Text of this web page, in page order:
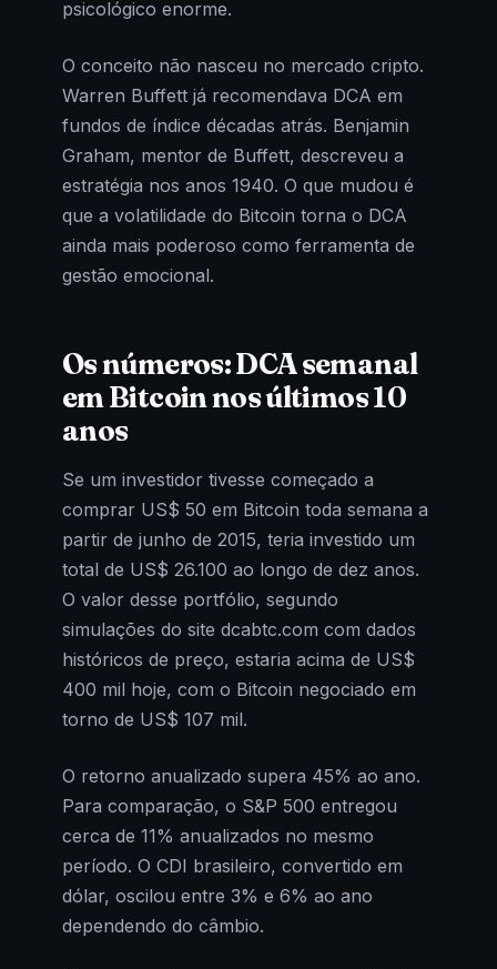
psicológico enorme.
O conceito não nasceu no mercado cripto.
Warren Buffett já recomendava DCA em
fundos de índice décadas atrás. Benjamin
Graham, mentor de Buffett, descreveu a
estratégia nos anos 1940. O que mudou é
que a volatilidade do Bitcoin torna o DCA
ainda mais poderoso como ferramenta de
gestão emocional.
Os números: DCA semanal
em Bitcoin nos últimos 10
anos
Se um investidor tivesse começado a
comprar US$ 50 em Bitcoin toda semana a
partir de junho de 2015, teria investido um
total de US$ 26.100 ao longo de dez anos.
O valor desse portfólio, segundo
simulações do site dcabtc.com com dados
históricos de preço, estaria acima de US$
400 mil hoje, com o Bitcoin negociado em
torno de US$ 107 mil.
O retorno anualizado supera 45% ao ano.
Para comparação, o S&P 500 entregou
cerca de 11% anualizados no mesmo
período. O CDI brasileiro, convertido em
dólar, oscilou entre 3% e 6% ao ano
dependendo do câmbio.